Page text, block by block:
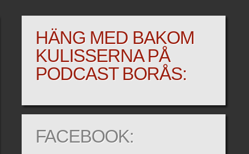
HÄNG MED BAKOM
KULISSERNA PÅ
PODCAST BORÅS:
FACEBOOK: